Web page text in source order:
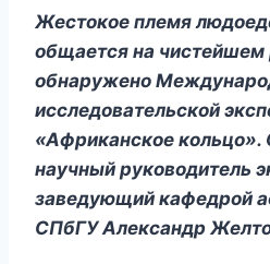
Жестокое племя
общается на
обнаружено
исследовательской
«Африканское
научный руководитель
заведующий кафедрой
СПбГУ Александр